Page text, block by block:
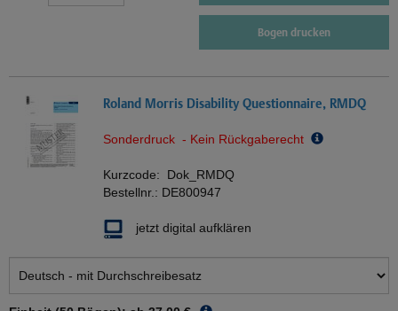
Bogen drucken
Roland Morris Disability Questionnaire, RMDQ
Sonderdruck - Kein Rückgaberecht
Kurzcode: Dok_RMDQ
Bestellnr.: DE800947
jetzt digital aufklären